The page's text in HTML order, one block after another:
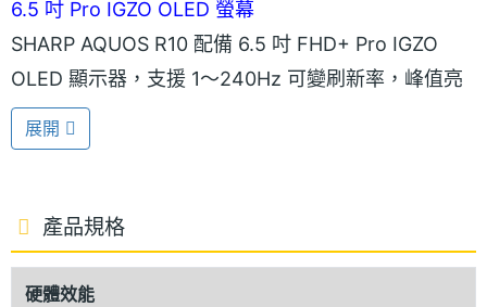
6.5 吋 Pro IGZO OLED 螢幕
SHARP AQUOS R10 配備 6.5 吋 FHD+ Pro IGZO
OLED 顯示器，支援 1～240Hz 可變刷新率，峰值亮
度高達 3,000nits，無論強光或低光源環境，畫面細節
都能清晰呈現。結合「虛擬 HDR」技術，即使是觀看
且生動的視覺效果；音效方面，搭載全新開發的全金
屬音箱，支援杜比全景聲空間音效技術，實現深度立
體聲效果。
展開
產品規格
硬體效能